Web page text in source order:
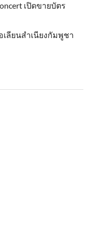
เปิดขายบัตร
ลียนสำเนียงกัมพูชา